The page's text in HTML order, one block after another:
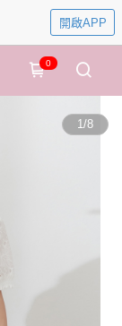
開啟APP
0
1/8